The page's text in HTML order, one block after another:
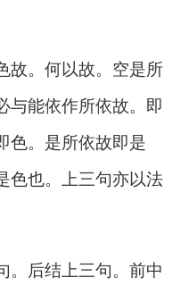
故。何以故。空是所
与能依作所依故。即
色。是所依故即是
色也。上三句亦以法
。后结上三句。前中